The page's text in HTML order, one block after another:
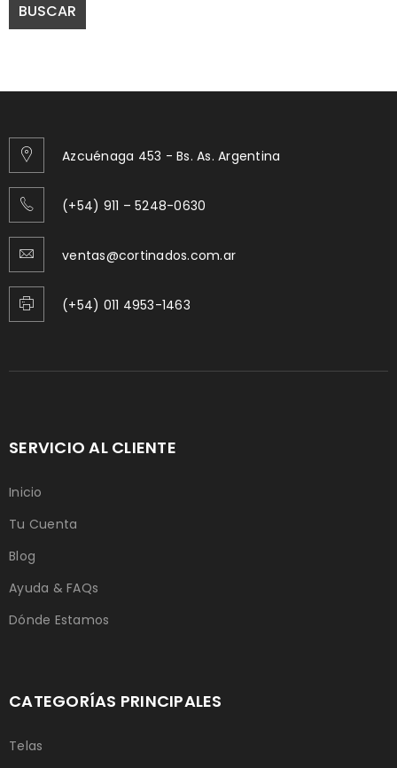
BUSCAR
Azcuénaga 453 - Bs. As. Argentina
(+54) 911 – 5248-0630
ventas@cortinados.com.ar
(+54) 011 4953-1463
SERVICIO AL CLIENTE
Inicio
Tu Cuenta
Blog
Ayuda & FAQs
Dónde Estamos
CATEGORÍAS PRINCIPALES
Telas